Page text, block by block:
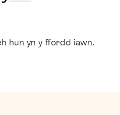
hun yn y ffordd iawn.